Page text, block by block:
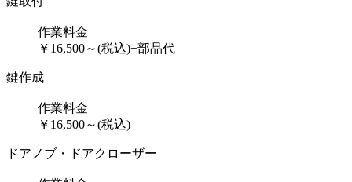
作業料金
￥ 16,500～(税込)+部品代
鍵作成
作業料金
￥ 16,500～(税込)
ドアノブ・ドアクローザー